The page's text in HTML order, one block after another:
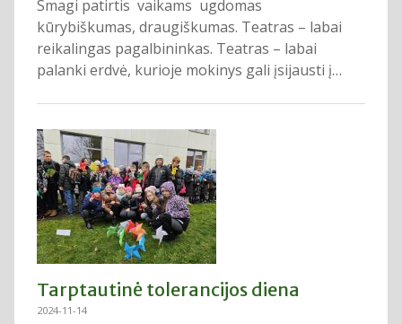
Smagi patirtis vaikams ugdomas
kūrybiškumas, draugiškumas. Teatras – labai
reikalingas pagalbininkas. Teatras – labai
palanki erdvė, kurioje mokinys gali įsijausti į…
Tarptautinė tolerancijos diena
2024-11-14